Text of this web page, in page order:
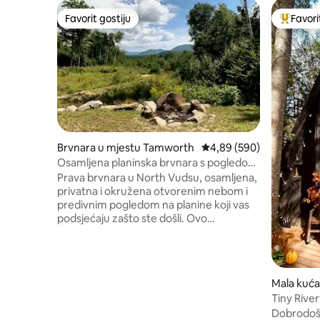
Favorit gostiju
Favorit gostiju
Brvnara u mjestu Tamworth prosječna ocjena 4,89
4,89 (590)
Osamljena planinska brvnara s pogledom
• Privatna sauna
Prava brvnara u North Vudsu, osamljena,
privatna i okružena otvorenim nebom i
predivnim pogledom na planine koji vas
podsjećaju zašto ste došli. Ovo
Glavni
Mala
rth
Tiny
Views,